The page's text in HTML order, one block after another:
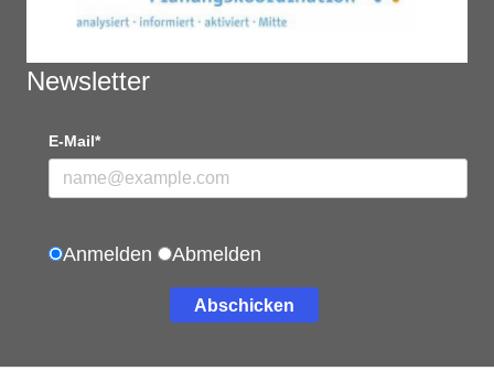
Newsletter
E-Mail*
Anmelden Abmelden
Abschicken